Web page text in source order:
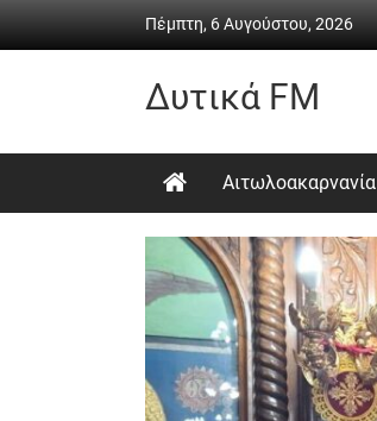
Πέμπτη, 6 Αυγούστου, 2026
Δυτικά FM
Καθημερινή
ψυχαγωγία
Αιτωλοακαρνανία